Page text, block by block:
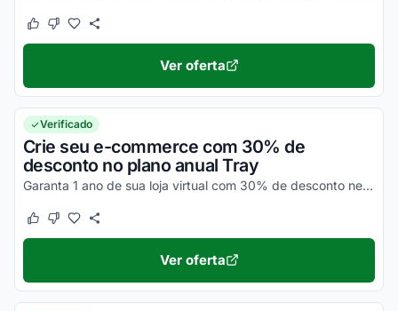
Este cupom funcionou
Este cupom não funcionou
Ver oferta
Verificado
Crie seu e-commerce com 30% de
desconto no plano anual Tray
Garanta 1 ano de sua loja virtual com 30% de desconto nesse plano no site da Tray. Confira!
Este cupom funcionou
Este cupom não funcionou
Ver oferta